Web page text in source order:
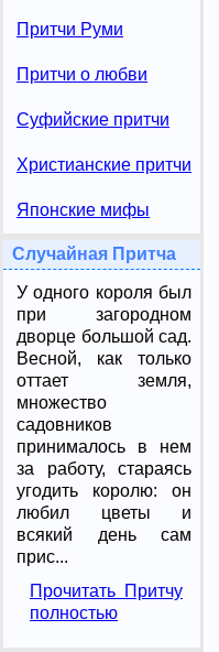
Притчи Руми
Притчи о любви
Суфийские притчи
Христианские притчи
Японские мифы
Случайная Притча
У одного короля был
при загородном
дворце большой сад.
Весной, как только
оттает земля,
множество
садовников
принималось в нем
за работу, стараясь
угодить королю: он
любил цветы и
всякий день сам
прис...
Прочитать Притчу
полностью